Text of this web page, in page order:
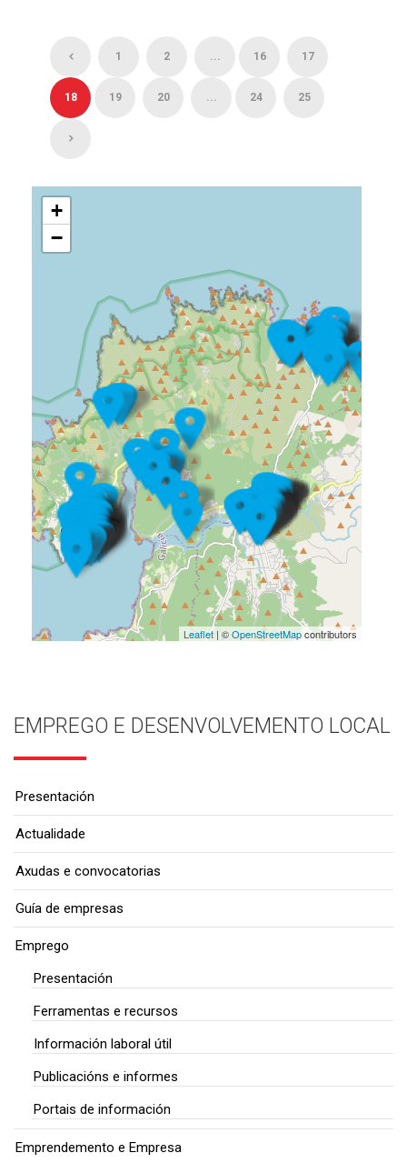
1 2 ... 16 17
18 19 20 ... 24 25
+
−
Leaflet| ©OpenStreetMapcontributors
EMPREGO E DESENVOLVEMENTO LOCAL
Presentación
Actualidade
Axudas e convocatorias
Guía de empresas
Emprego
Presentación
Ferramentas e recursos
Información laboral útil
Publicacións e informes
Portais de información
Emprendemento e Empresa